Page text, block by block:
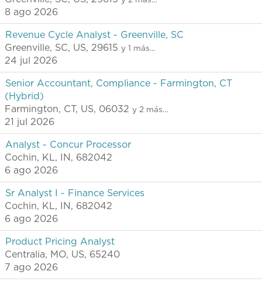
8 ago 2026
Revenue Cycle Analyst - Greenville, SC
Greenville, SC, US, 29615 y 1 más…
24 jul 2026
Senior Accountant, Compliance - Farmington, CT
(Hybrid)
Farmington, CT, US, 06032 y 2 más…
21 jul 2026
Analyst - Concur Processor
Cochin, KL, IN, 682042
6 ago 2026
Sr Analyst I - Finance Services
Cochin, KL, IN, 682042
6 ago 2026
Product Pricing Analyst
Centralia, MO, US, 65240
7 ago 2026